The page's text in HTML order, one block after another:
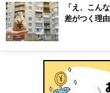
「え、こん
差がつく理由